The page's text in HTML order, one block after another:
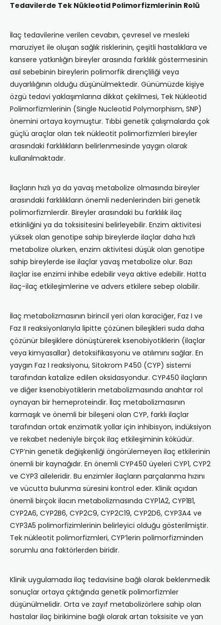
Tedavilerde Tek Nükleotid Polimorfizmlerinin Rolü
İlaç tedavilerine verilen cevabın, çevresel ve mesleki
maruziyet ile oluşan sağlık risklerinin, çeşitli hastalıklara ve
kansere yatkınlığın bireyler arasında farklılık göstermesinin
asıl sebebinin bireylerin polimorfik dirençliliği veya
duyarlılığının olduğu düşünülmektedir. Günümüzde kişiye
özgü tedavi yaklaşımlarına dikkat çekilmesi, Tek Nükleotid
Polimorfizmlerinin (Single Nucleotid Polymorphism, SNP)
önemini ortaya koymuştur. Tıbbi genetik çalışmalarda çok
güçlü araçlar olan tek nükleotit polimorfizmleri bireyler
arasındaki farklılıkların belirlenmesinde yaygın olarak
kullanılmaktadır.
İlaçların hızlı ya da yavaş metabolize olmasında bireyler
arasındaki farklılıkların önemli nedenlerinden biri genetik
polimorfizmlerdir. Bireyler arasındaki bu farklılık ilaç
etkinliğini ya da toksisitesini belirleyebilir. Enzim aktivitesi
yüksek olan genotipe sahip bireylerde ilaçlar daha hızlı
metabolize olurken, enzim aktivitesi düşük olan genotipe
sahip bireylerde ise ilaçlar yavaş metabolize olur. Bazı
ilaçlar ise enzimi inhibe edebilir veya aktive edebilir. Hatta
ilaç-ilaç etkileşimlerine ve advers etkilere sebep olabilir.
İlaç metabolizmasının birincil yeri olan karaciğer, Faz I ve
Faz II reaksiyonlarıyla lipitte çözünen bileşikleri suda daha
çözünür bileşiklere dönüştürerek ksenobiyotiklerin (ilaçlar
veya kimyasallar) detoksifikasyonu ve atılımını sağlar. En
yaygın Faz I reaksiyonu, Sitokrom P450 (CYP) sistemi
tarafından katalize edilen oksidasyondur. CYP450 ilaçların
ve diğer ksenobiyotiklerin metabolizmasında anahtar rol
oynayan bir hemeproteindir. İlaç metabolizmasının
karmaşık ve önemli bir bileşeni olan CYP, farklı ilaçlar
tarafından ortak enzimatik yollar için inhibisyon, indüksiyon
ve rekabet nedeniyle birçok ilaç etkileşiminin köküdür.
CYP’nin genetik değişkenliği öngörülemeyen ilaç etkilerinin
önemli bir kaynağıdır. En önemli CYP450 üyeleri CYP1, CYP2
ve CYP3 aileleridir. Bu enzimler ilaçların parçalanma hızını
ve vücutta bulunma süresini kontrol eder. Klinik açıdan
önemli birçok ilacın metabolizmasında CYP1A2, CYP1B1,
CYP2A6, CYP2B6, CYP2C9, CYP2C19, CYP2D6, CYP3A4 ve
CYP3A5 polimorfizimlerinin belirleyici olduğu gösterilmiştir.
Tek nükleotit polimorfizmleri, CYP’lerin polimorfizminden
sorumlu ana faktörlerden biridir.
Klinik uygulamada ilaç tedavisine bağlı olarak beklenmedik
sonuçlar ortaya çıktığında genetik polimorfizmler
düşünülmelidir. Orta ve zayıf metabolizörlere sahip olan
hastalar ilaç birikimine bağlı olarak artan toksisite ve yan